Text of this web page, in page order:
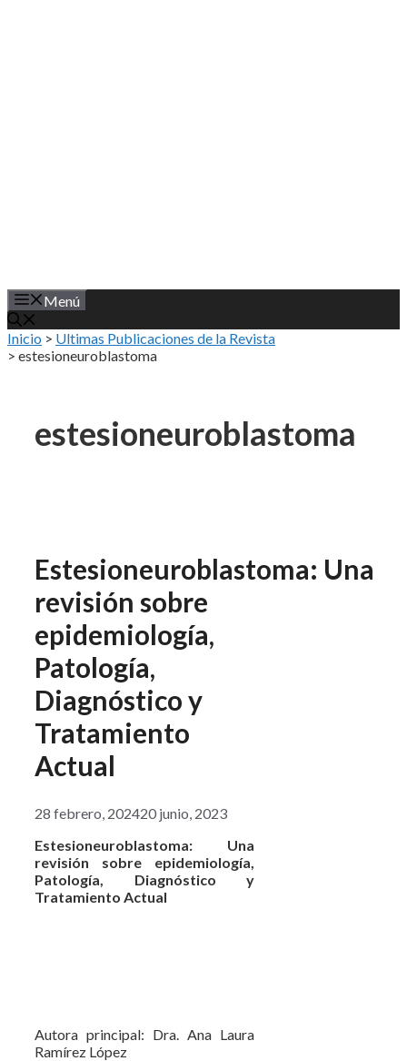
Menú
Inicio > Ultimas Publicaciones de la Revista
> estesioneuroblastoma
estesioneuroblastoma
Estesioneuroblastoma: Una
revisión sobre
epidemiología,
Patología,
Diagnóstico y
Tratamiento
Actual
28 febrero, 202420 junio, 2023
Estesioneuroblastoma: Una
revisión sobre epidemiología,
Patología, Diagnóstico y
Tratamiento Actual
Autora principal: Dra. Ana Laura
Ramírez López